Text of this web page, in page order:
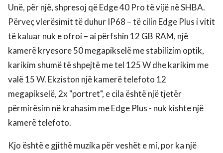
Unë, për një, shpresoj që Edge 40 Pro të vijë në SHBA.
Përveç vlerësimit të duhur IP68 – të cilin Edge Plus i vitit
të kaluar nuk e ofroi – ai përfshin 12 GB RAM, një
kamerë kryesore 50 megapikselë me stabilizim optik,
karikim shumë të shpejtë me tel 125 W dhe karikim me
valë 15 W. Ekziston një kamerë telefoto 12
megapikselë, 2x "portret", e cila është një tjetër
përmirësim në krahasim me Edge Plus - nuk kishte një
kamerë telefoto.
Kjo është e gjithë muzika për veshët e mi, por ka një